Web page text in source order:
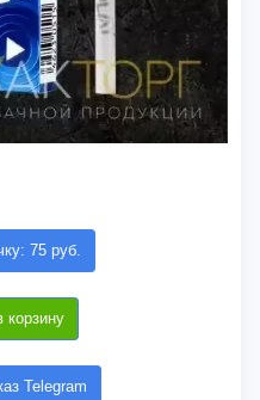
75 руб.
корзину
Telegram